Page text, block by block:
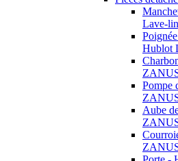
Lave-
Hublot
Pompe
Aube